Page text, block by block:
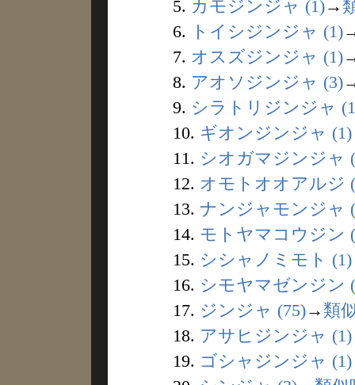
5. カモジンジャ (1)→
6.
トイシジンジャ (1)
7. オスズジンジャ (1)
8. アオソジンジャ (3)
9. シラトリジンジャ
10. ギオンジンジャ (1)
11. シオガマジンジャ
12. オモトオオアルジ
13. ナンジャモンジャ
14. モトヤマコウジン
15. シシャノミモト (1)
16. シモヤマゼンジン
17. ジンジャ (75)→ 類
18. アサヒジンジャ (1)
19. ゴシャジンジャ (1)